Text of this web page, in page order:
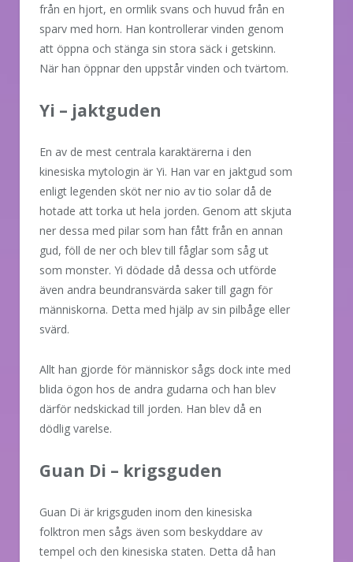
från en hjort, en ormlik svans och huvud från en
sparv med horn. Han kontrollerar vinden genom
att öppna och stänga sin stora säck i getskinn.
När han öppnar den uppstår vinden och tvärtom.
Yi – jaktguden
En av de mest centrala karaktärerna i den
kinesiska mytologin är Yi. Han var en jaktgud som
enligt legenden sköt ner nio av tio solar då de
hotade att torka ut hela jorden. Genom att skjuta
ner dessa med pilar som han fått från en annan
gud, föll de ner och blev till fåglar som såg ut
som monster. Yi dödade då dessa och utförde
även andra beundransvärda saker till gagn för
människorna. Detta med hjälp av sin pilbåge eller
svärd.
Allt han gjorde för människor sågs dock inte med
blida ögon hos de andra gudarna och han blev
därför nedskickad till jorden. Han blev då en
dödlig varelse.
Guan Di – krigsguden
Guan Di är krigsguden inom den kinesiska
folktron men sågs även som beskyddare av
tempel och den kinesiska staten. Detta då han